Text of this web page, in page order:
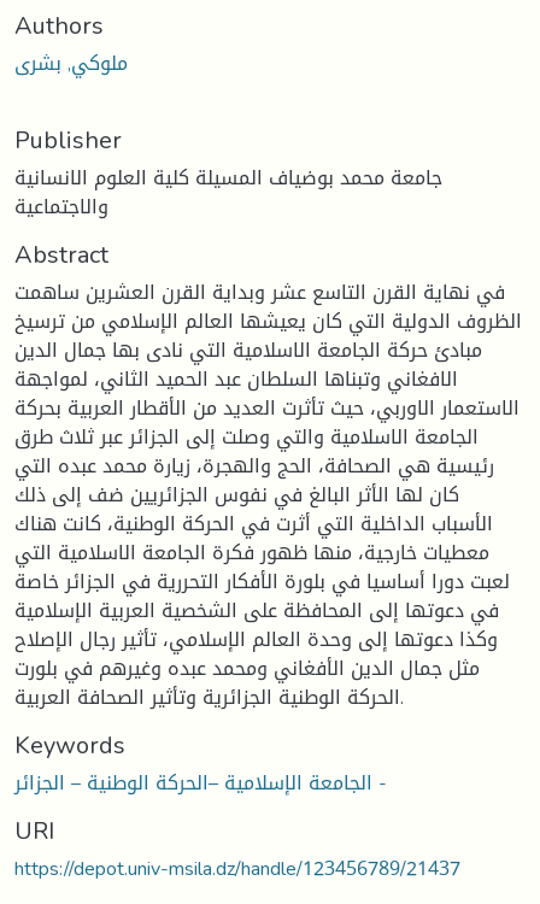
Authors
ملوكي, بشرى
Publisher
جامعة محمد بوضياف المسيلة كلية العلوم الانسانية
والاجتماعية
Abstract
في نهاية القرن التاسع عشر وبداية القرن العشرين ساهمت
الظروف الدولية التي كان يعيشها العالم الإسلامي من ترسيخ
مبادئ حركة الجامعة الاسلامية التي نادى بها جمال الدين
الافغاني وتبناها السلطان عبد الحميد الثاني، لمواجهة
الاستعمار الاوربي، حيث تأثرت العديد من الأقطار العربية بحركة
الجامعة الاسلامية والتي وصلت إلى الجزائر عبر ثلاث طرق
رئيسية هي الصحافة، الحج والهجرة، زيارة محمد عبده التي
كان لها الأثر البالغ في نفوس الجزائريين ضف إلى ذلك
الأسباب الداخلية التي أثرت في الحركة الوطنية، كانت هناك
معطيات خارجية، منها ظهور فكرة الجامعة الاسلامية التي
لعبت دورا أساسيا في بلورة الأفكار التحررية في الجزائر خاصة
في دعوتها إلى المحافظة على الشخصية العربية الإسلامية
وكذا دعوتها إلى وحدة العالم الإسلامي، تأثير رجال الإصلاح
مثل جمال الدين الأفغاني ومحمد عبده وغيرهم في بلورت
الحركة الوطنية الجزائرية وتأثير الصحافة العربية.
Keywords
الجامعة الإسلامية –الحركة الوطنية – الجزائر -
URI
https://depot.univ-msila.dz/handle/123456789/21437